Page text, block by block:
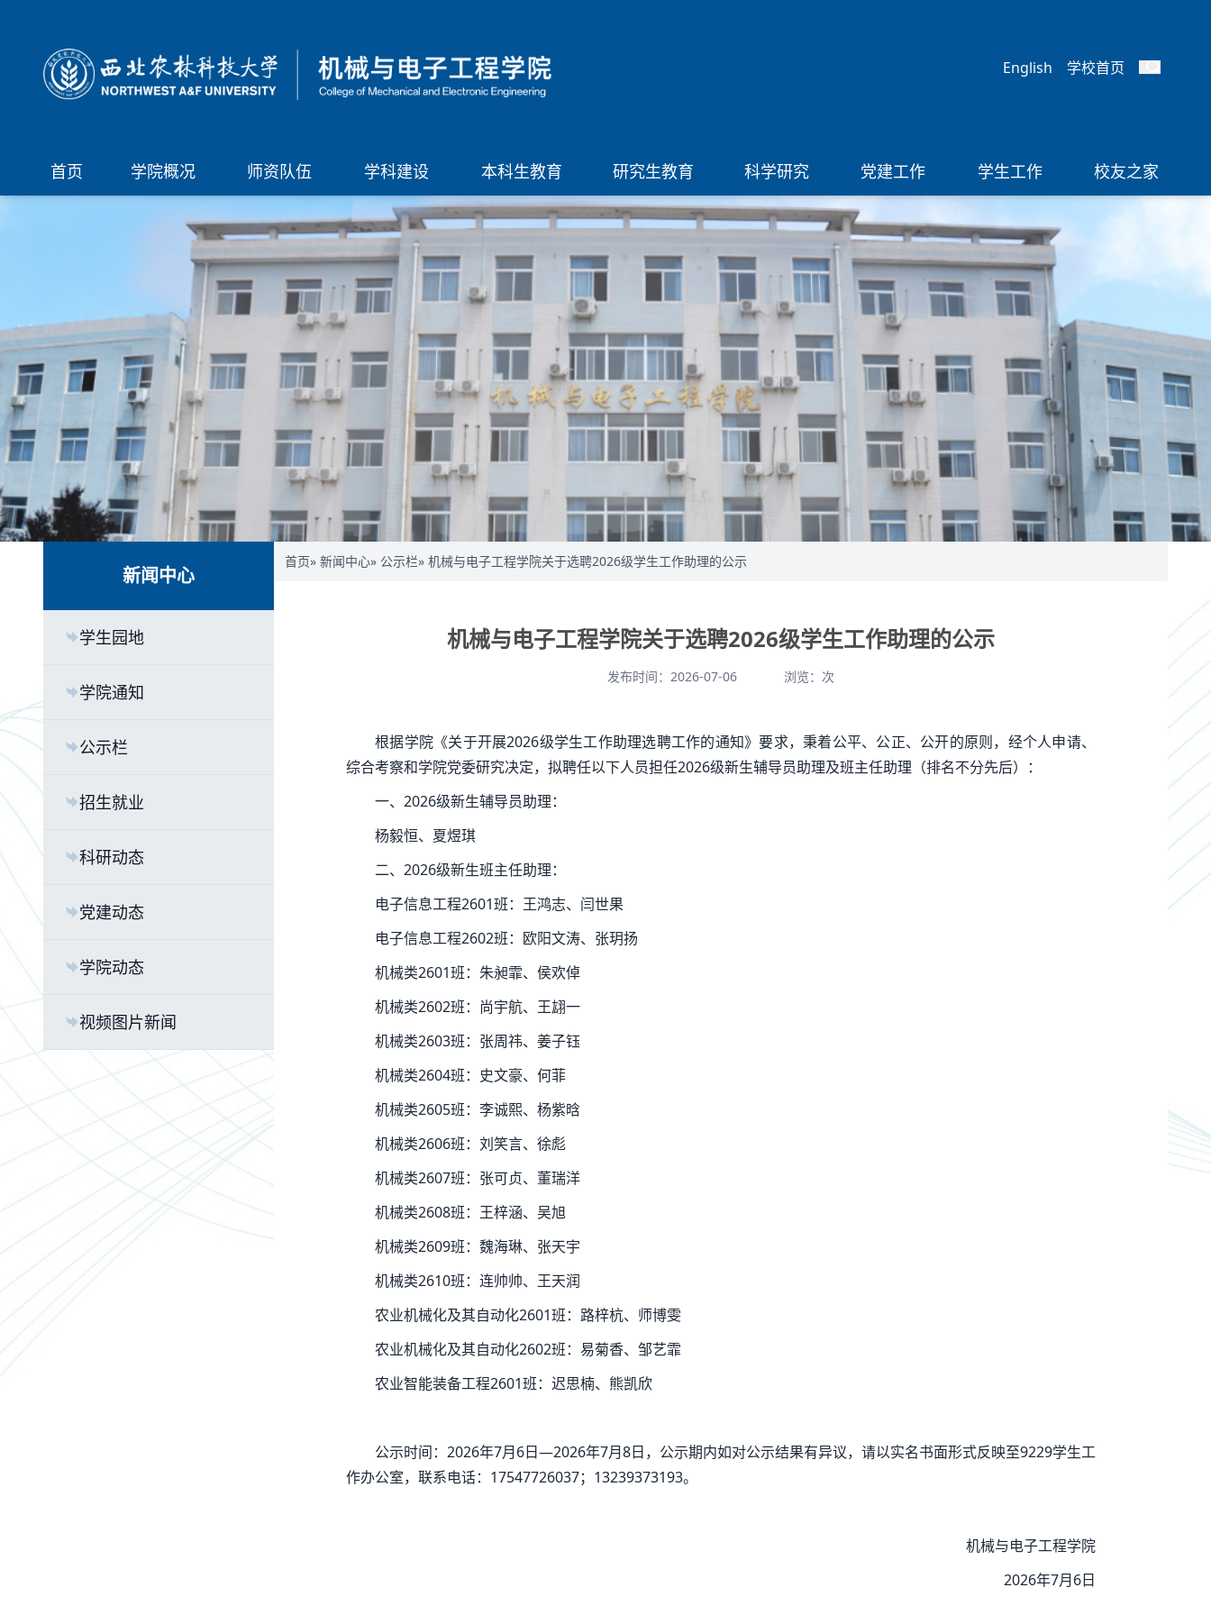
English 学校首页
首页 学院概况 师资队伍 学科建设 本科生教育 研究生教育 科学研究 党建工作 学生工作 校友之家
新闻中心
学生园地
学院通知
公示栏
招生就业
科研动态
党建动态
学院动态
视频图片新闻
首页» 新闻中心» 公示栏» 机械与电子工程学院关于选聘2026级学生工作助理的公示
机械与电子工程学院关于选聘2026级学生工作助理的公示
发布时间：2026-07-06 浏览： 次
根据学院《关于开展2026级学生工作助理选聘工作的通知》要求，秉着公平、公正、公开的原则，经个人申请、
综合考察和学院党委研究决定，拟聘任以下人员担任2026级新生辅导员助理及班主任助理（排名不分先后）：
一、2026级新生辅导员助理：
杨毅恒、夏煜琪
二、2026级新生班主任助理：
电子信息工程2601班：王鸿志、闫世果
电子信息工程2602班：欧阳文涛、张玥扬
机械类2601班：朱昶霏、侯欢倬
机械类2602班：尚宇航、王翃一
机械类2603班：张周祎、姜子钰
机械类2604班：史文豪、何菲
机械类2605班：李诚熙、杨紫晗
机械类2606班：刘笑言、徐彪
机械类2607班：张可贞、董瑞洋
机械类2608班：王梓涵、吴旭
机械类2609班：魏海琳、张天宇
机械类2610班：连帅帅、王天润
农业机械化及其自动化2601班：路梓杭、师博雯
农业机械化及其自动化2602班：易菊香、邹艺霏
农业智能装备工程2601班：迟思楠、熊凯欣
公示时间：2026年7月6日—2026年7月8日，公示期内如对公示结果有异议，请以实名书面形式反映至9229学生工
作办公室，联系电话：17547726037；13239373193。
机械与电子工程学院
2026年7月6日